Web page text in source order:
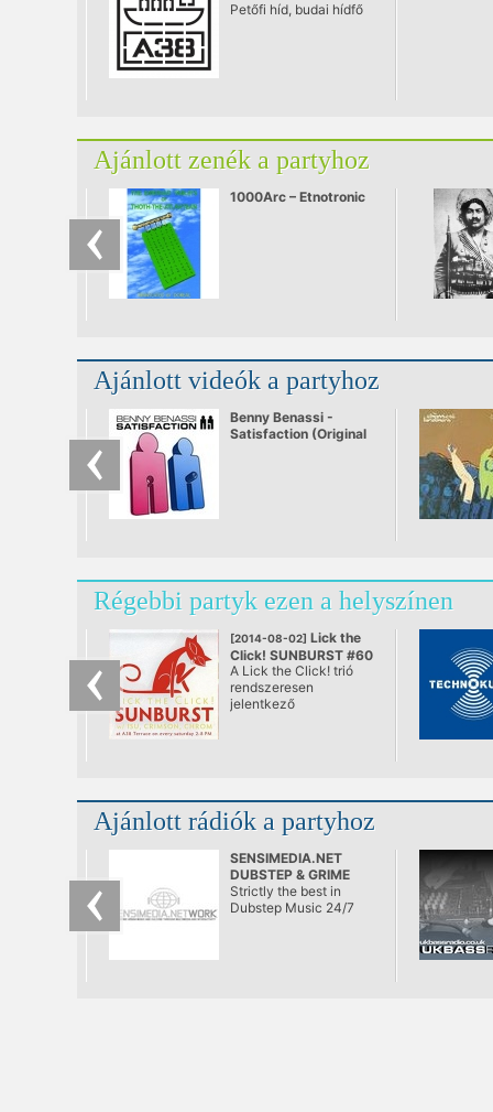
Petőfi híd, budai hídfő
Ajánlott zenék a partyhoz
1000Arc – Etnotronic
Ajánlott videók a partyhoz
Benny Benassi -
Satisfaction (Original
Régebbi partyk ezen a helyszínen
[2014-08-02] Lick the
Click! SUNBURST #60
@ A38, Budapest
A Lick the Click! trió
rendszeresen
jelentkező
se nem before. Ebéd
utáni lazulás a Dunán.
Bólogatós,
kézfelrakós,
mosolygós zenék,
remek italok egészen
naplementéig.
Ajánlott rádiók a partyhoz
SENSIMEDIA.NET
DUBSTEP & GRIME
RADIO
Strictly the best in
Dubstep Music 24/7